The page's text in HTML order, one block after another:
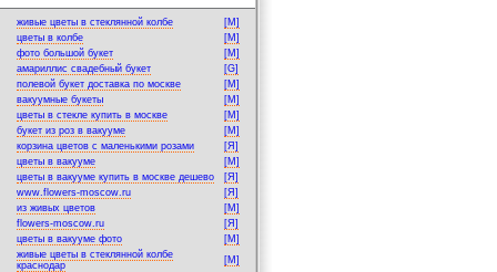
живые цветы в стеклянной колбе
[M]
цветы в колбе
[M]
фото большой букет
[M]
амариллис свадебный букет
[G]
полевой букет доставка по москве
[M]
вакуумные букеты
[M]
цветы в стекле купить в москве
[M]
букет из роз в вакууме
[M]
корзина цветов с маленькими розами
[Я]
цветы в вакууме
[M]
цветы в вакууме купить в москве дешево
[Я]
www.flowers-moscow.ru
[Я]
из живых цветов
[M]
flowers-moscow.ru
[Я]
цветы в вакууме фото
[M]
живые цветы в стеклянной колбе
краснодар
[M]